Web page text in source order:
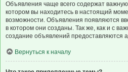
Объявления чаще всего содержат
котором вы находитесь в настоящий
возможности. Объявления появляются
в котором они созданы. Так же, как и с
создание объявлений предоставляются
Вернуться к началу